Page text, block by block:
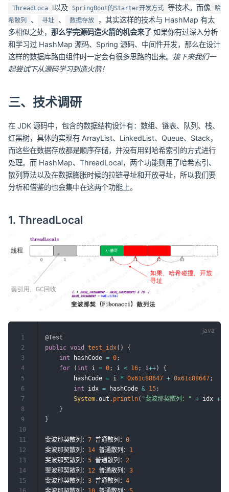
ThreadLoca l以及 SpringBoot的Starter开发方式 等技术。而像
哈
希散列
、 寻址 、 数据存放
，其实这样的技术与 HashMap 有太
多相似之处， 那么学完源码造火箭的机会来了 如果你有过深入分析
和学习过 HashMap 源码、Spring 源码、中间件开发，那么在设计
这样的数据库路由组件时一定会有很多思路的出来。 接下来我们一
起尝试下从源码学习到造火箭！
三、技术调研
在 JDK 源码中，包含的数据结构设计有：数组、链表、队列、栈、
红黑树，具体的实现有 ArrayList、LinkedList、Queue、Stack，
而这些在数据存放都是顺序存储，并没有用到哈希索引的方式进行
处理。而 HashMap、ThreadLocal，两个功能则用了哈希索引、
散列算法以及在数据膨胀时候的拉链寻址和开放寻址，所以我们要
分析和借鉴的也会集中在这两个功能上。
1. ThreadLocal
@Test
public void test_idx( )
{
int hashCode = 0;
for
( int i = 0; i < 16; i++)
{
        hashCode
= i * 0x61c88647 + 0x61c88647;
int idx = hashCode & 15;
System .out . println( "斐波那契散列：" + idx +
}
}
斐波那契散列： 7 普通散列： 0
斐波那契散列： 14 普通散列： 1
斐波那契散列： 5 普通散列： 2
斐波那契散列： 12 普通散列： 3
斐波那契散列： 3 普通散列： 4
1
2
3
4
5
6
7
8
9
10
11
12
13
14
15